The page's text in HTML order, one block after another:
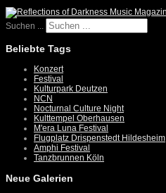
Suchen ...
Beliebte Tags
Konzert
Festival
Kulturpark Deutzen
NCN
Nocturnal Culture Night
Kulttempel Oberhausen
M'era Luna Festival
Flugplatz Drispenstedt Hildesheim
Amphi Festival
Tanzbrunnen Köln
Neue Galerien